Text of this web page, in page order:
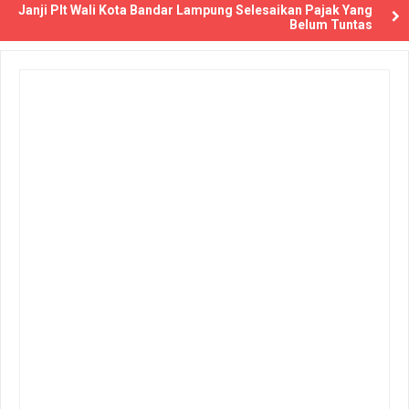
Janji Plt Wali Kota Bandar Lampung Selesaikan Pajak Yang
Belum Tuntas